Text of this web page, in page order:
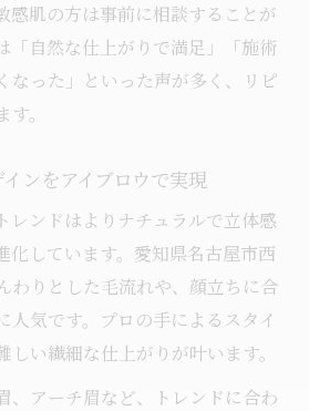
感肌の方は事前に相談することが
「自然な仕上がりで満足」「施術
なった」といった声が多く、リピ
。
ンをアイブロウで実現
レンドはよりナチュラルで立体感
化しています。愛知県名古屋市西
わりとした毛流れや、顔立ちに合
人気です。プロの手によるスタイ
しい繊細な仕上がりが叶います。
、アーチ眉など、トレンドに合わ